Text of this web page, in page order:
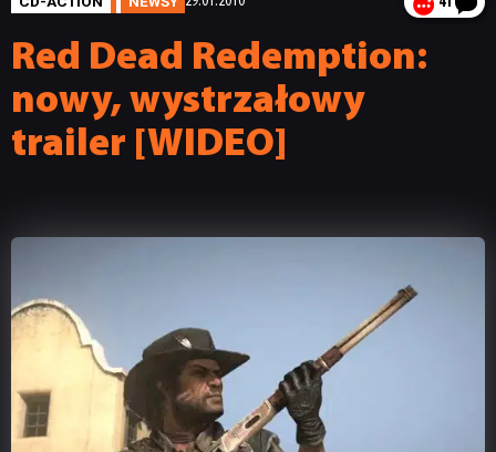
Red Dead Redemption:
nowy, wystrzałowy
trailer [WIDEO]